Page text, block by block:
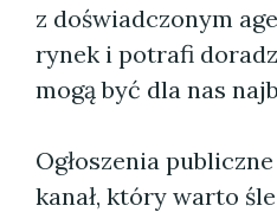
z doświadczonym
rynek i potrafi
mogą być dla nas
Ogłoszenia
kanał, który warto